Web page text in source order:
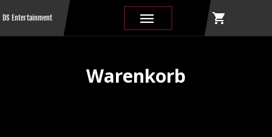
DS Entertainment ||| shopping_cart
Warenkorb